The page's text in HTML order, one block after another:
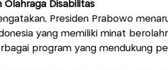
Olahraga Disabilitas
Presiden Prabowo
yang memiliki minat
program yang mendukung